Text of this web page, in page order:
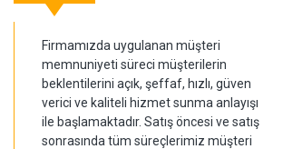
Firmamızda uygulanan müşteri
memnuniyeti süreci müşterilerin
beklentilerini açık, şeffaf, hızlı, güven
verici ve kaliteli hizmet sunma anlayışı
ile başlamaktadır. Satış öncesi ve satış
sonrasında tüm süreçlerimiz müşteri